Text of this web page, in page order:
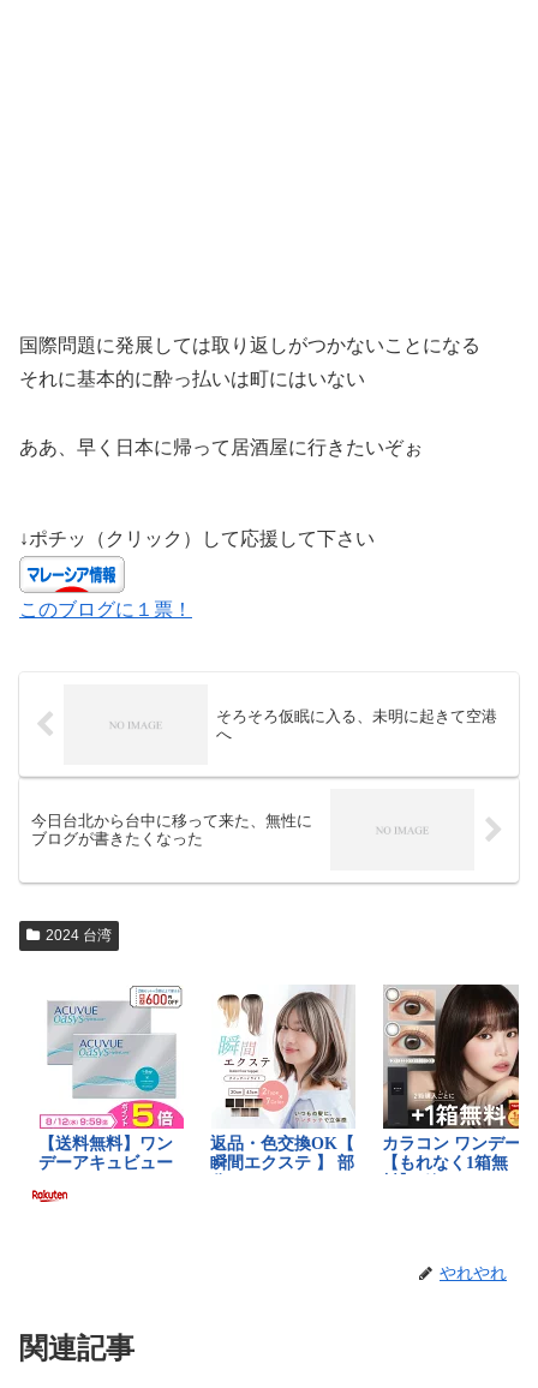
国際問題に発展しては取り返しがつかないことになる
それに基本的に酔っ払いは町にはいない
ああ、早く日本に帰って居酒屋に行きたいぞぉ
↓ポチッ（クリック）して応援して下さい
このブログに１票！
そろそろ仮眠に入る、未明に起きて空港
へ
今日台北から台中に移って来た、無性に
ブログが書きたくなった
2024 台湾
やれやれ
関連記事